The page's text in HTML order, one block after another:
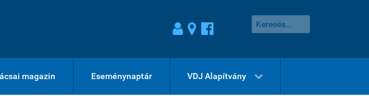
magazin Eseménynaptár VDJ Alapítvány